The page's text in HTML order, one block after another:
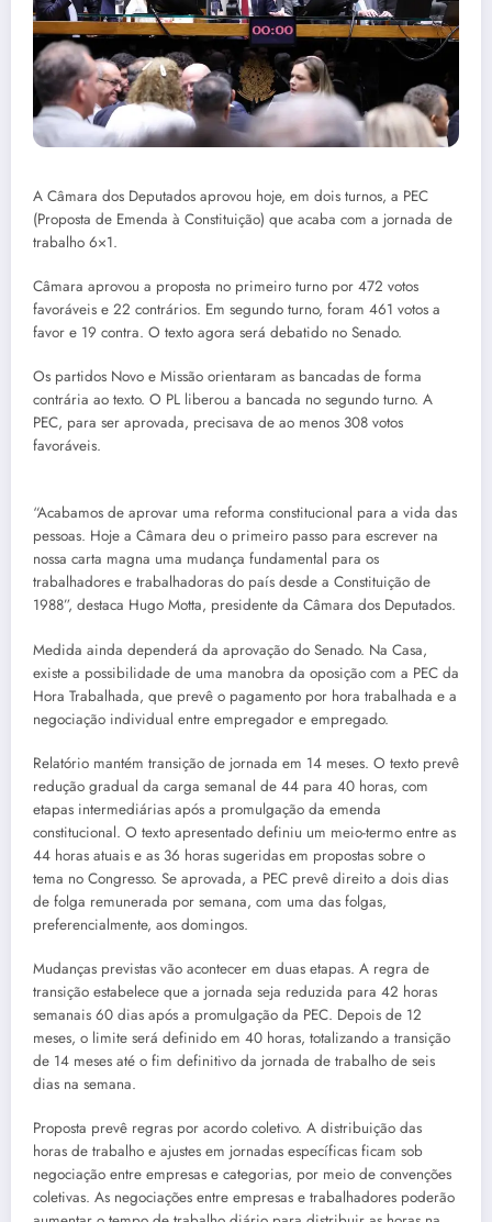
A Câmara dos Deputados aprovou hoje, em dois turnos, a PEC
(Proposta de Emenda à Constituição) que acaba com a jornada de
trabalho 6×1.
Câmara aprovou a proposta no primeiro turno por 472 votos
favoráveis e 22 contrários. Em segundo turno, foram 461 votos a
favor e 19 contra. O texto agora será debatido no Senado.
Os partidos Novo e Missão orientaram as bancadas de forma
contrária ao texto. O PL liberou a bancada no segundo turno. A
PEC, para ser aprovada, precisava de ao menos 308 votos
favoráveis.
“Acabamos de aprovar uma reforma constitucional para a vida das
pessoas. Hoje a Câmara deu o primeiro passo para escrever na
nossa carta magna uma mudança fundamental para os
trabalhadores e trabalhadoras do país desde a Constituição de
1988”, destaca Hugo Motta, presidente da Câmara dos Deputados.
Medida ainda dependerá da aprovação do Senado. Na Casa,
existe a possibilidade de uma manobra da oposição com a PEC da
Hora Trabalhada, que prevê o pagamento por hora trabalhada e a
negociação individual entre empregador e empregado.
Relatório mantém transição de jornada em 14 meses. O texto prevê
redução gradual da carga semanal de 44 para 40 horas, com
etapas intermediárias após a promulgação da emenda
constitucional. O texto apresentado definiu um meio-termo entre as
44 horas atuais e as 36 horas sugeridas em propostas sobre o
tema no Congresso. Se aprovada, a PEC prevê direito a dois dias
de folga remunerada por semana, com uma das folgas,
preferencialmente, aos domingos.
Mudanças previstas vão acontecer em duas etapas. A regra de
transição estabelece que a jornada seja reduzida para 42 horas
semanais 60 dias após a promulgação da PEC. Depois de 12
meses, o limite será definido em 40 horas, totalizando a transição
de 14 meses até o fim definitivo da jornada de trabalho de seis
dias na semana.
Proposta prevê regras por acordo coletivo. A distribuição das
horas de trabalho e ajustes em jornadas específicas ficam sob
negociação entre empresas e categorias, por meio de convenções
coletivas. As negociações entre empresas e trabalhadores poderão